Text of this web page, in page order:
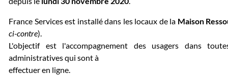
France Services est installé dans les locaux de la Maison
ci-contre).
L'objectif est l'accompagnement des usagers dans
administratives qui sont à
effectuer en ligne.